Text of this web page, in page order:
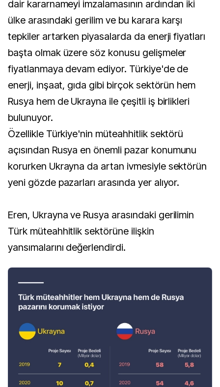
dair kararnameyi imzalamasının ardından iki
ülke arasındaki gerilim ve bu karara karşı
tepkiler artarken piyasalarda da enerji fiyatları
başta olmak üzere söz konusu gelişmeler
fiyatlanmaya devam ediyor. Türkiye'de de
enerji, inşaat, gıda gibi birçok sektörün hem
Rusya hem de Ukrayna ile çeşitli iş birlikleri
bulunuyor.
Özellikle Türkiye'nin müteahhitlik sektörü
açısından Rusya en önemli pazar konumunu
korurken Ukrayna da artan ivmesiyle sektörün
yeni gözde pazarları arasında yer alıyor.
Eren, Ukrayna ve Rusya arasındaki gerilimin
Türk müteahhitlik sektörüne ilişkin
yansımalarını değerlendirdi.